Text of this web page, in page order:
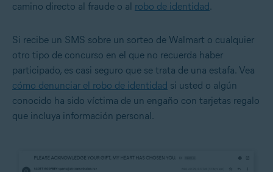
camino directo al fraude o al robo de identidad.
Si recibe un SMS sobre un sorteo de Walmart o cualquier
otro tipo de concurso en el que no recuerda haber
participado, es casi seguro que se trata de una estafa. Vea
cómo denunciar el robo de identidad si usted o algún
conocido ha sido víctima de un engaño con tarjetas regalo
que incluya información personal.